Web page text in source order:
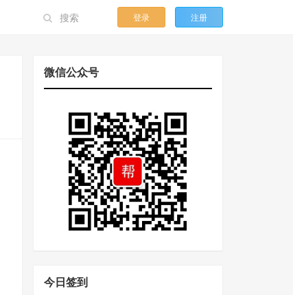
登录 注册
微信公众号
今日签到